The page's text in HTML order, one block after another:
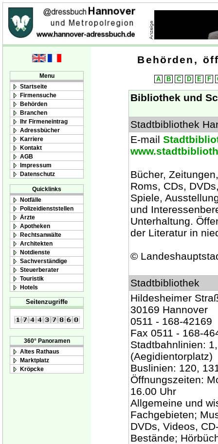
Menu
Startseite
Firmensuche
Behörden
Branchen
Ihr Firmeneintrag
Adressbücher
Karriere
Kontakt
AGB
Impressum
Datenschutz
Quicklinks
Notfälle
Polizeidienststellen
Ärzte
Apotheken
Rechtsanwälte
Architekten
Notdienste
Sachverständige
Steuerberater
Touristik
Hotels
Seitenzugriffe
360° Panoramen
Altes Rathaus
Marktplatz
Kröpcke
Behörden,
A B C D E F
Bibliothek und
Stadtbibliothek
E-mail
Bücher,
Roms, CDs,
Spiele,
und
Unterhaltung.
der Literatur in
©
Stadtbibliothek
Hildesheimer
30169 Hannover
0511 - 168-42169
Fax 0511 - 168-
Stadtbahnlinien:
(Aegidientorplatz)
Buslinien: 120,
Öffnungszeiten:
16.00 Uhr
Allgemeine und
Fachgebieten;
DVDs, Videos,
Bestände;